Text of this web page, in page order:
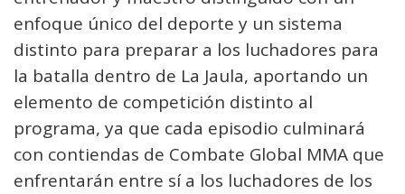
enfoque único del deporte y un sistema
distinto para preparar a los luchadores para
la batalla dentro de La Jaula, aportando un
elemento de competición distinto al
programa, ya que cada episodio culminará
con contiendas de Combate Global MMA que
enfrentarán entre sí a los luchadores de los